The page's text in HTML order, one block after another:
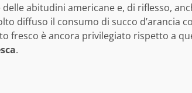
abitudini americane e, di riflesso,
diffuso il consumo di succo d’arancia
fresco è ancora privilegiato rispetto a
.